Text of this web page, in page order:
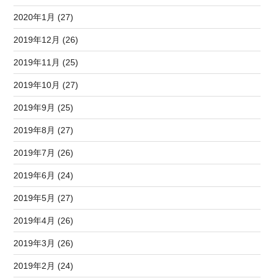
2020年1月 (27)
2019年12月 (26)
2019年11月 (25)
2019年10月 (27)
2019年9月 (25)
2019年8月 (27)
2019年7月 (26)
2019年6月 (24)
2019年5月 (27)
2019年4月 (26)
2019年3月 (26)
2019年2月 (24)